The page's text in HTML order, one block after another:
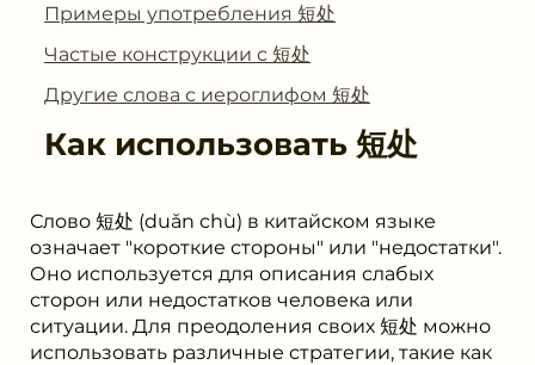
Примеры употребления 短处
Частые конструкции с 短处
Другие слова с иероглифом 短处
Как использовать 短处
Слово 短处 (duǎn chù) в китайском языке
означает "короткие стороны" или "недостатки".
Оно используется для описания слабых
сторон или недостатков человека или
ситуации. Для преодоления своих 短处 можно
использовать различные стратегии, такие как